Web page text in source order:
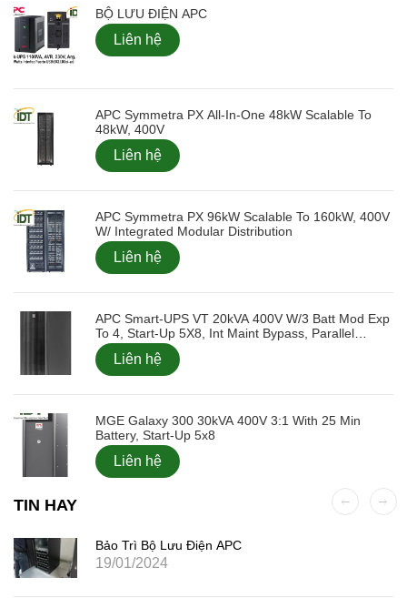
BỘ LƯU ĐIỆN APC
Liên hệ
APC Symmetra PX All-In-One 48kW Scalable To
48kW, 400V
Liên hệ
APC Symmetra PX 96kW Scalable To 160kW, 400V
W/ Integrated Modular Distribution
Liên hệ
APC Smart-UPS VT 20kVA 400V W/3 Batt Mod Exp
To 4, Start-Up 5X8, Int Maint Bypass, Parallel
Capable
Liên hệ
MGE Galaxy 300 30kVA 400V 3:1 With 25 Min
Battery, Start-Up 5x8
Liên hệ
TIN HAY
Bảo Trì Bộ Lưu Điện APC
19/01/2024